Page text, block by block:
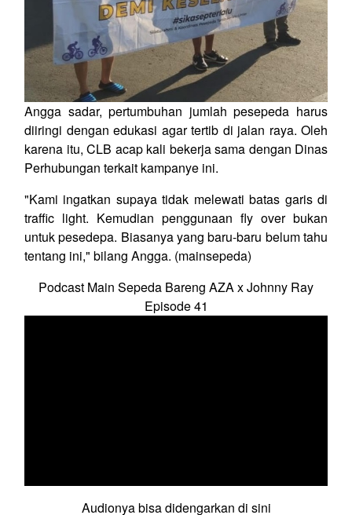
Angga sadar, pertumbuhan jumlah pesepeda harus
diiringi dengan edukasi agar tertib di jalan raya. Oleh
karena itu, CLB acap kali bekerja sama dengan Dinas
Perhubungan terkait kampanye ini.
"Kami ingatkan supaya tidak melewati batas garis di
traffic light. Kemudian penggunaan fly over bukan
untuk pesedepa. Biasanya yang baru-baru belum tahu
tentang ini," bilang Angga. (mainsepeda)
Podcast Main Sepeda Bareng AZA x Johnny Ray
Episode 41
Audionya bisa didengarkan di sini